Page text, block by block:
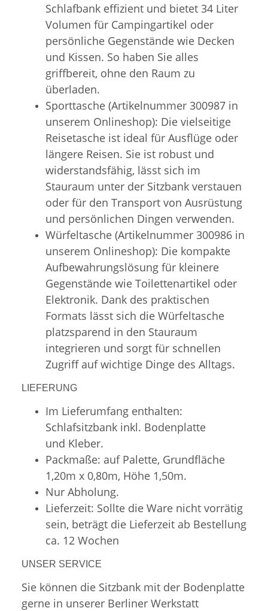
Schlafbank effizient und bietet 34 Liter
Volumen für Campingartikel oder
persönliche Gegenstände wie Decken
und Kissen. So haben Sie alles
griffbereit, ohne den Raum zu
überladen.
Sporttasche (Artikelnummer 300987 in
unserem Onlineshop): Die vielseitige
Reisetasche ist ideal für Ausflüge oder
längere Reisen. Sie ist robust und
widerstandsfähig, lässt sich im
Stauraum unter der Sitzbank verstauen
oder für den Transport von Ausrüstung
und persönlichen Dingen verwenden.
Würfeltasche (Artikelnummer 300986 in
unserem Onlineshop): Die kompakte
Aufbewahrungslösung für kleinere
Gegenstände wie Toilettenartikel oder
Elektronik. Dank des praktischen
Formats lässt sich die Würfeltasche
platzsparend in den Stauraum
integrieren und sorgt für schnellen
Zugriff auf wichtige Dinge des Alltags.
LIEFERUNG
Im Lieferumfang enthalten:
Schlafsitzbank inkl. Bodenplatte
und Kleber.
Packmaße: auf Palette, Grundfläche
1,20m x 0,80m, Höhe 1,50m.
Nur Abholung.
Lieferzeit: Sollte die Ware nicht vorrätig
sein, beträgt die Lieferzeit ab Bestellung
ca. 12 Wochen
UNSER SERVICE
Sie können die Sitzbank mit der Bodenplatte
gerne in unserer Berliner Werkstatt